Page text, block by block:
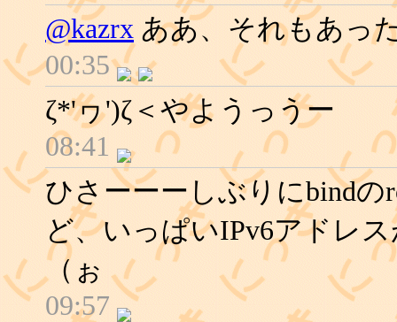
@kazrx ああ、それもあっ
00:35
ζ*'ヮ')ζ＜やようっうー
08:41
ひさーーーしぶりにbind
ど、いっぱいIPv6アドレ
（ぉ
09:57